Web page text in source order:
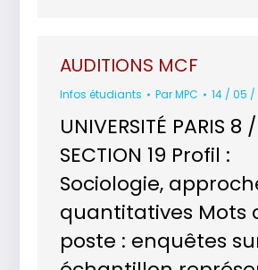
AUDITIONS MCF
Infos étudiants ParMPC 14 / 05 /
UNIVERSITÉ PARIS 8 /
SECTION 19 Profil :
Sociologie,
quantitatives Mots
poste : enquêtes